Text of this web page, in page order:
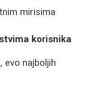
mirisima
korisnika
evo najboljih